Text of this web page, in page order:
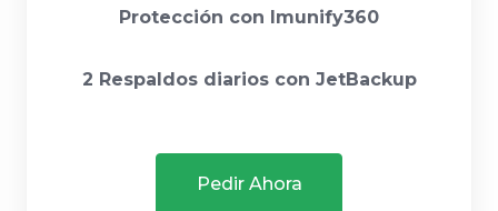
Protección con Imunify360
2 Respaldos diarios con JetBackup
Pedir Ahora